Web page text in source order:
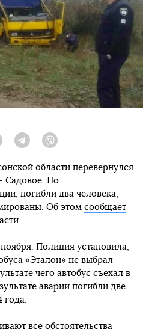
Twitter Telegram
области перевернулся
Садовое. По
погибли два человека,
Об этом сообщает
Полиция установила,
«Эталон» не выбрал
чего автобус съехал в
аварии погибли две
года.
все обстоятельства